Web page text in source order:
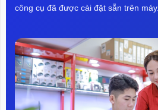
công cụ đã được cài đặt sẵn trên máy.